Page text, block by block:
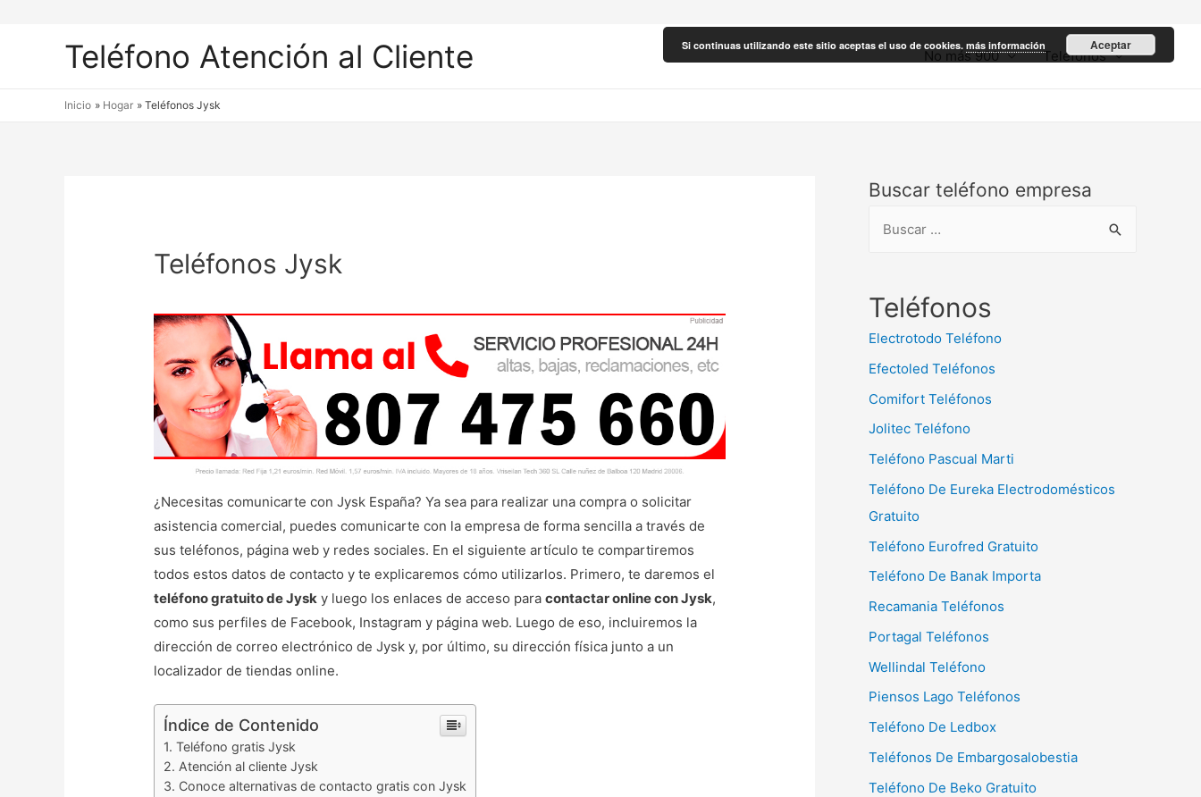
Teléfono Atención al Cliente No más 900 Teléfonos
Inicio Hogar Teléfonos Jysk
Teléfonos Jysk
¿Necesitas comunicarte con Jysk España? Ya sea para realizar una compra o solicitar
asistencia comercial, puedes comunicarte con la empresa de forma sencilla a través de
sus teléfonos, página web y redes sociales. En el siguiente artículo te compartiremos
todos estos datos de contacto y te explicaremos cómo utilizarlos. Primero, te daremos el
teléfono gratuito de Jysk y luego los enlaces de acceso paracontactar online con Jysk,
como sus perfiles de Facebook, Instagram y página web. Luego de eso, incluiremos la
dirección de correo electrónico de Jysk y, por último, su dirección física junto a un
localizador de tiendas online.
Índice de Contenido
Teléfono gratis Jysk
Atención al cliente Jysk
Conoce alternativas de contacto gratis con Jysk
Buscar teléfono empresa
c
:
Teléfonos
Electrotodo Teléfono
Efectoled Teléfonos
Comifort Teléfonos
Jolitec Teléfono
Teléfono Pascual Marti
Teléfono De Eureka Electrodomésticos
Gratuito
Teléfono Eurofred Gratuito
Teléfono De Banak Importa
Recamania Teléfonos
Portagal Teléfonos
Wellindal Teléfono
Piensos Lago Teléfonos
Teléfono De Ledbox
Teléfonos De Embargosalobestia
Teléfono De Beko Gratuito
Si continuas utilizando este sitio aceptas el uso de cookies. más información Aceptar